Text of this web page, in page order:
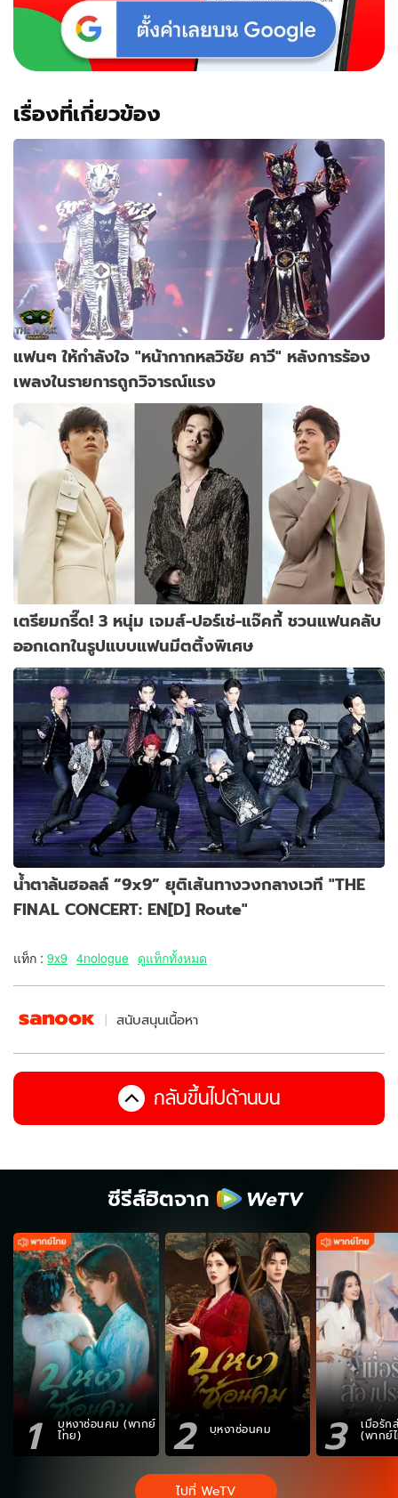
ลง-
เรื่องที่เกี่ยวข้อง
แฟนๆ ให้กำลังใจ "หน้ากากหลวิชัย คาวี" หลังการร้อง
เพลงในรายการถูกวิจารณ์แรง
เตรียมกรี๊ด! 3 หนุ่ม เจมส์-ปอร์เช่-แจ๊คกี้ ชวนแฟนคลับ
ออกเดทในรูปแบบแฟนมีตติ้งพิเศษ
น้ำตาล้นฮอลล์ “9x9” ยุติเส้นทางวงกลางเวที "THE
FINAL CONCERT: EN[D] Route"
แท็ก : 9x9 4nologue ดูแท็กทั้งหมด
สนับสนุนเนื้อหา
กลับขึ้นไปด้านบน
ซีรีส์ฮิตจาก
1 บุหงาซ่อนคม (พากย์
ไทย) 2 บุหงาซ่อนคม 3 เมื่อรัก
(พากย์
ไปที่ WeTV